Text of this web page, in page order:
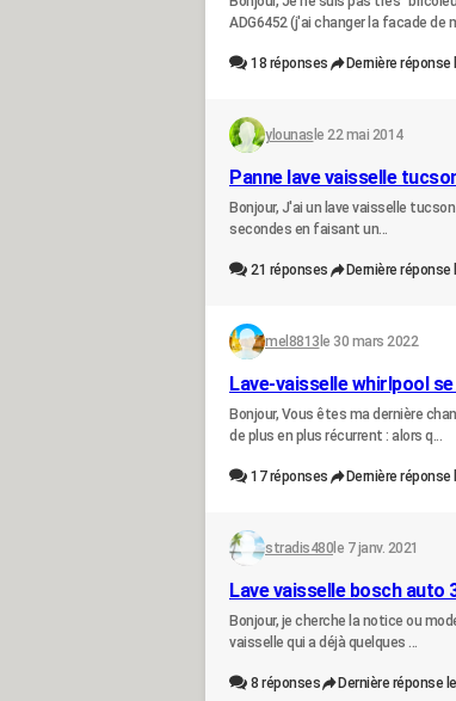
ADG6452 (j'ai changer la facade de
18 réponses Dernière réponse
ylounas le 22 mai 2014
Panne lave vaisselle
Bonjour, J'ai un lave vaisselle
secondes en faisant un...
21 réponses Dernière réponse
mel8813 le 30 mars 2022
Lave-vaisselle whirlpool
Bonjour, Vous êtes ma dernière
de plus en plus récurrent : alors q...
17réponses Dernière réponse
stradis480 le 7 janv. 2021
Lave vaisselle bosch auto
Bonjour, je cherche la notice ou
vaisselle qui a déjà quelques ...
8 réponses Dernière réponse le